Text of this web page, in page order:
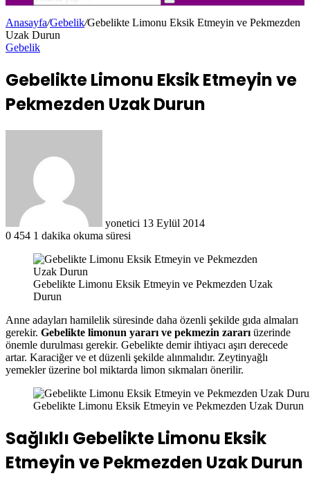
Arama
yap
...
Anasayfa/Gebelik/Gebelikte Limonu Eksik Etmeyin ve Pekmezden
Uzak Durun
Gebelik
Gebelikte Limonu Eksik Etmeyin ve
Pekmezden Uzak Durun
yonetici 13 Eylül 2014
0 454 1 dakika okuma süresi
Gebelikte Limonu Eksik Etmeyin ve Pekmezden Uzak
Durun
Anne adayları hamilelik süresinde daha özenli şekilde gıda almaları
gerekir. Gebelikte limonun yararı ve pekmezin zararı üzerinde
önemle durulması gerekir. Gebelikte demir ihtiyacı aşırı derecede
artar. Karaciğer ve et düzenli şekilde alınmalıdır. Zeytinyağlı
yemekler üzerine bol miktarda limon sıkmaları önerilir.
Gebelikte Limonu Eksik Etmeyin ve Pekmezden Uzak Durun
Sağlıklı Gebelikte Limonu Eksik
Etmeyin ve Pekmezden Uzak Durun